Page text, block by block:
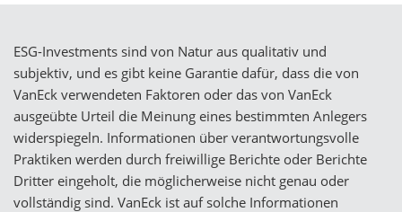
ESG-Investments sind von Natur aus qualitativ und
subjektiv, und es gibt keine Garantie dafür, dass die von
VanEck verwendeten Faktoren oder das von VanEck
ausgeübte Urteil die Meinung eines bestimmten Anlegers
widerspiegeln. Informationen über verantwortungsvolle
Praktiken werden durch freiwillige Berichte oder Berichte
Dritter eingeholt, die möglicherweise nicht genau oder
vollständig sind. VanEck ist auf solche Informationen